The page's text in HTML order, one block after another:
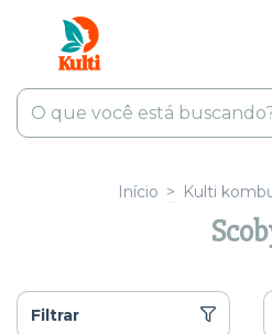
Início > Kulti
Filtrar